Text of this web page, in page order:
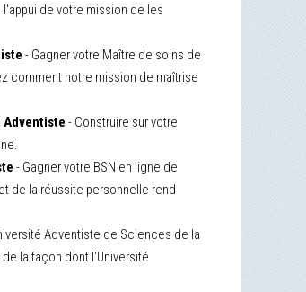
de votre mission de les
- Gagner votre Maître de soins de
comment notre mission de maîtrise
Adventiste - Construire sur votre
- Gagner votre BSN en ligne de
de la réussite personnelle rend
Adventiste de Sciences de la
la façon dont l'Université